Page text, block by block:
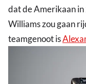
dat de Amerikaan
Williams zou gaan
teamgenoot is